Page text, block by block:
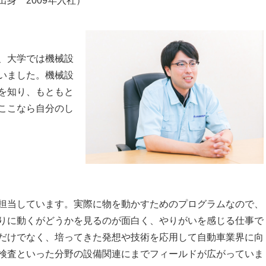
大学では機械設
ました。機械設
知り、もともと
こなら自分のし
しています。実際に物を動かすためのプログラムなので、
に動くがどうかを見るのが面白く、やりがいを感じる仕事で
けでなく、培ってきた発想や技術を応用して自動車業界に向
査といった分野の設備関連にまでフィールドが広がっていま